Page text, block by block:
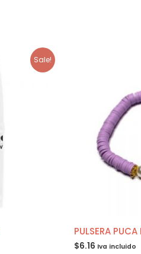
Sale!
PULSERA PUCA
$6.16 Iva incluido